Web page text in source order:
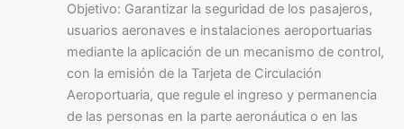
Objetivo: Garantizar la seguridad de los pasajeros,
usuarios aeronaves e instalaciones aeroportuarias
mediante la aplicación de un mecanismo de control,
con la emisión de la Tarjeta de Circulación
Aeroportuaria, que regule el ingreso y permanencia
de las personas en la parte aeronáutica o en las